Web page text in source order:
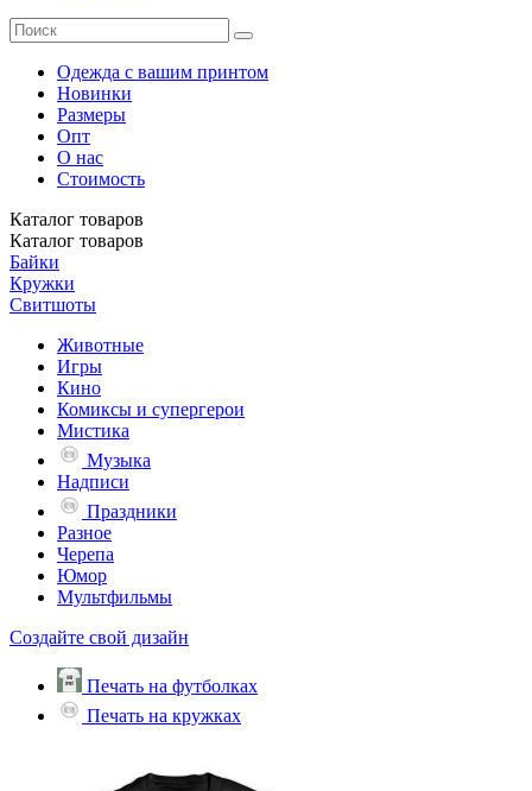
Одежда с вашим принтом
Новинки
Размеры
Опт
О нас
Стоимость
Каталог товаров
Каталог товаров
Байки
Кружки
Свитшоты
Животные
Игры
Кино
Комиксы и супергерои
Мистика
Музыка
Надписи
Праздники
Разное
Черепа
Юмор
Мультфильмы
Создайте свой дизайн
Печать на футболках
Печать на кружках